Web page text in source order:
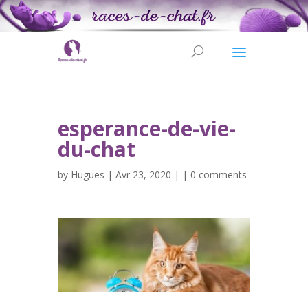
esperance-de-vie-
du-chat
by Hugues | Avr 23, 2020 | | 0 comments